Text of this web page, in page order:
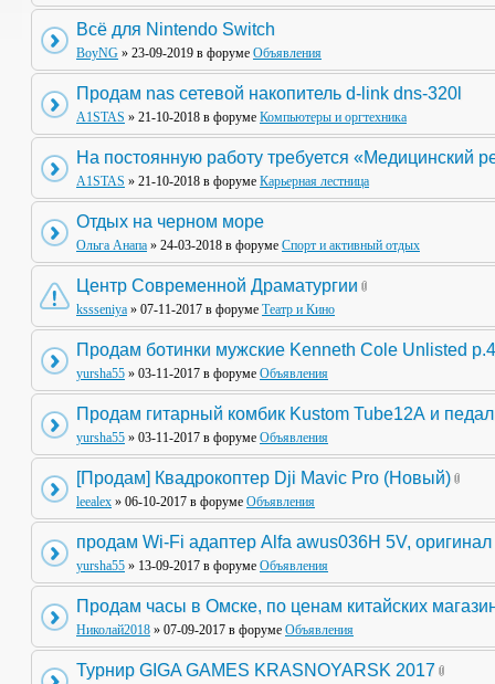
Всё для Nintendo Switch
BoyNG » 23-09-2019 в форуме Объявления
Продам nas сетевой накопитель d-link dns-320l
A1STAS » 21-10-2018 в форуме Компьютеры и оргтехника
На постоянную работу требуется «Медицинский
A1STAS » 21-10-2018 в форуме Карьерная лестница
Отдых на черном море
Ольга Анапа » 24-03-2018 в форуме Спорт и активный отдых
Центр Современной Драматургии
kssseniya » 07-11-2017 в форуме Театр и Кино
Продам ботинки мужские Kenneth Cole Unlisted
yursha55 » 03-11-2017 в форуме Объявления
Продам гитарный комбик Kustom Tube12А и
yursha55 » 03-11-2017 в форуме Объявления
[Продам] Квадрокоптер Dji Mavic Pro (Новый)
leealex » 06-10-2017 в форуме Объявления
продам Wi-Fi адаптер Alfa awus036H 5V, оригинал
yursha55 » 13-09-2017 в форуме Объявления
Продам часы в Омске, по ценам китайских
Николай2018 » 07-09-2017 в форуме Объявления
Турнир GIGA GAMES KRASNOYARSK 2017